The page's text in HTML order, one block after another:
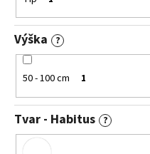
Výška ?
50 - 100 cm 1
Tvar - Habitus ?